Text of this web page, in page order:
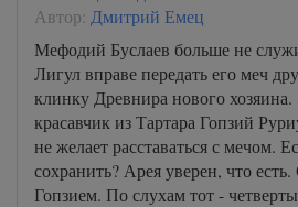
Автор: Дмитрий Емец
Мефодий Буслаев больше не
Лигул вправе передать его меч
клинку Древнира нового
красавчик из Тартара Гопзий
не желает расставаться с мечом.
сохранить? Арея уверен, что
Гопзием. По слухам тот -